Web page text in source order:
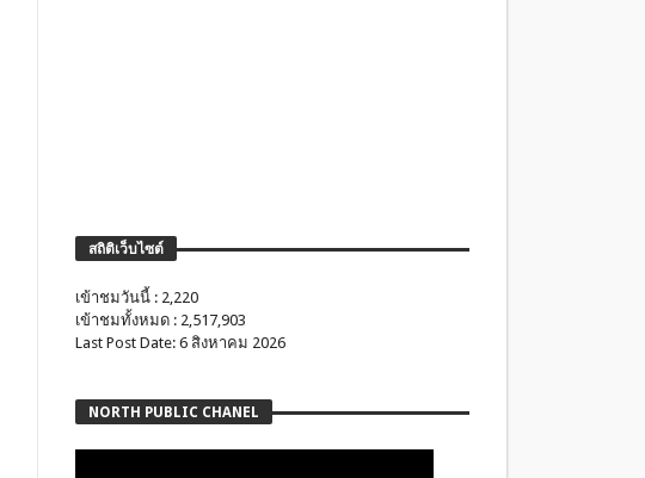
สถิติเว็บไซต์
เข้าชมวันนี้ : 2,220
เข้าชมทั้งหมด : 2,517,903
Last Post Date: 6 สิงหาคม 2026
NORTH PUBLIC CHANEL